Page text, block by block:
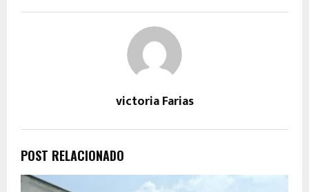
victoria Farias
POST RELACIONADO